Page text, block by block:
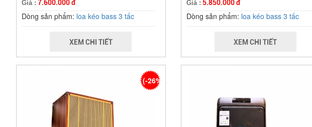
Giá : 7.600.000 đ
Dòng sản phẩm: loa kéo bass 3 tấc
XEM CHI TIẾT
Giá : 5.850.000 đ
Dòng sản phẩm: loa kéo bass 3 tấc
XEM CHI TIẾT
(-26%)